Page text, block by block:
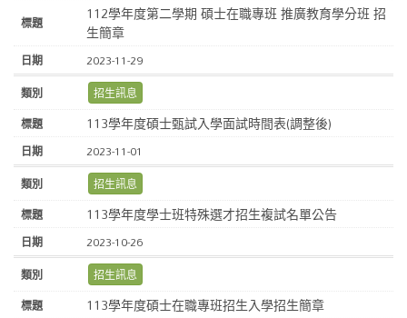
112學年度第二學期 碩士在職專班 推廣教育學分班 招
生簡章
2023-11-29
招生訊息
113學年度碩士甄試入學面試時間表(調整後)
2023-11-01
招生訊息
113學年度學士班特殊選才招生複試名單公告
2023-10-26
招生訊息
113學年度碩士在職專班招生入學招生簡章